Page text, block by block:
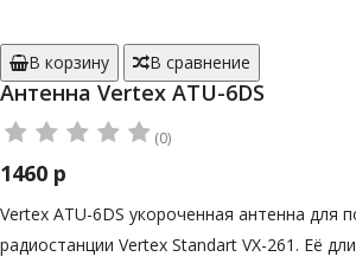
В корзину В сравнение
Антенна Vertex ATU-6DS
(0)
1460 р
Vertex ATU-6DS укороченная антенна для
радиостанции Vertex Standart VX-261. Её